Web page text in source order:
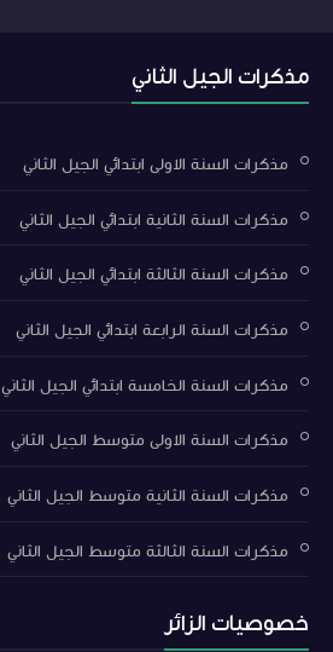
مذكرات الجيل الثاني
مذكرات السنة الاولى ابتدائي الجيل الثاني
مذكرات السنة الثانية ابتدائي الجيل الثاني
مذكرات السنة الثالثة ابتدائي الجيل الثاني
مذكرات السنة الرابعة ابتدائي الجيل الثاني
مذكرات السنة الخامسة ابتدائي الجيل الثاني
مذكرات السنة الاولى متوسط الجيل الثاني
مذكرات السنة الثانية متوسط الجيل الثاني
مذكرات السنة الثالثة متوسط الجيل الثاني
خصوصيات الزائر